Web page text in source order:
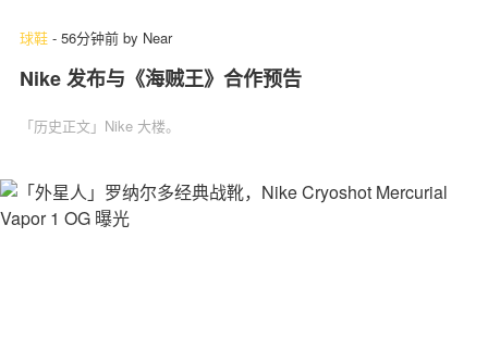
球鞋 - 56分钟前 by Near
Nike 发布与《海贼王》合作预告
「历史正文」Nike 大楼。